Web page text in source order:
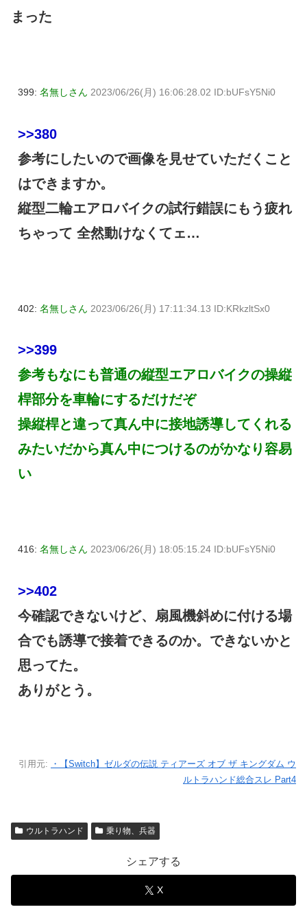
まった
399: 名無しさん 2023/06/26(月) 16:06:28.02 ID:bUFsY5Ni0
>>380
参考にしたいので画像を見せていただくこと
はできますか。
縦型二輪エアロバイクの試行錯誤にもう疲れ
ちゃって 全然動けなくてェ…
402: 名無しさん 2023/06/26(月) 17:11:34.13 ID:KRkzltSx0
>>399
参考もなにも普通の縦型エアロバイクの操縦
桿部分を車輪にするだけだぞ
操縦桿と違って真ん中に接地誘導してくれる
みたいだから真ん中につけるのがかなり容易
い
416: 名無しさん 2023/06/26(月) 18:05:15.24 ID:bUFsY5Ni0
>>402
今確認できないけど、扇風機斜めに付ける場
合でも誘導で接着できるのか。できないかと
思ってた。
ありがとう。
引用元:
・【Switch】ゼルダの伝説 ティアーズ オブ ザ キングダム ウ
ルトラハンド総合スレ Part4
ウルトラハンド 乗り物、兵器
シェアする
X